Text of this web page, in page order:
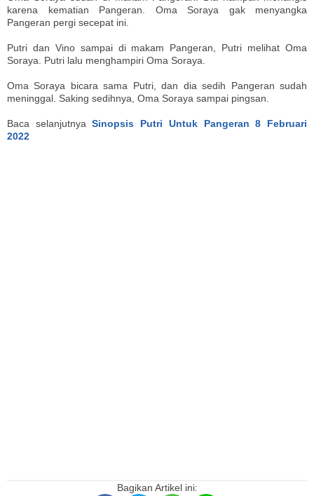
karena kematian Pangeran. Oma Soraya gak menyangka
Pangeran pergi secepat ini.
Putri dan Vino sampai di makam Pangeran, Putri melihat Oma
Soraya. Putri lalu menghampiri Oma Soraya.
Oma Soraya bicara sama Putri, dan dia sedih Pangeran sudah
meninggal. Saking sedihnya, Oma Soraya sampai pingsan.
Baca selanjutnyaSinopsis Putri Untuk Pangeran 8 Februari
2022
Bagikan Artikel ini: